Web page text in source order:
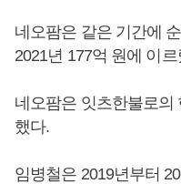
네오팜은 같은 기간에
2021년 177억 원에 이
네오팜은 잇츠한불로의
했다.
임병철은 2019년부터